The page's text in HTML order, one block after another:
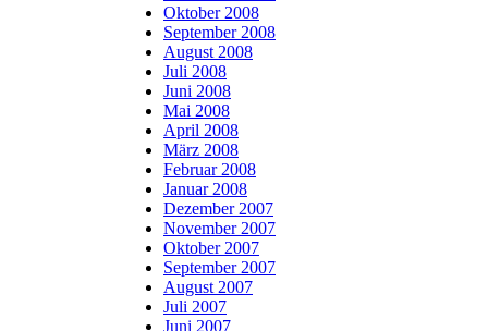
Oktober 2008
September 2008
August 2008
Juli 2008
Juni 2008
Mai 2008
April 2008
März 2008
Februar 2008
Januar 2008
Dezember 2007
November 2007
Oktober 2007
September 2007
August 2007
Juli 2007
Juni 2007